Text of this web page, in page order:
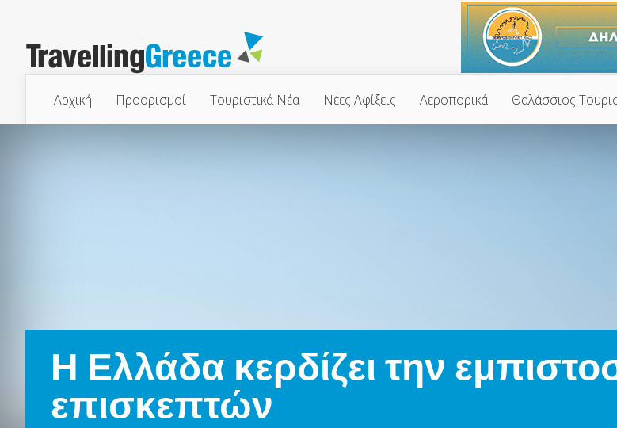
Αρχική Προορισμοί Τουριστικά Νέα Νέες Αφίξεις Αεροπορικά Θαλάσσιος
Η Ελλάδα κερδίζει την
επισκεπτών